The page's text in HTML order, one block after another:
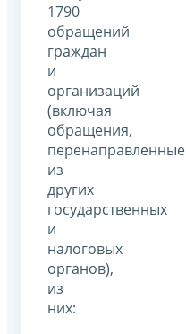
1790
обращений
граждан
и
организаций
(включая
обращения,
перенаправленные
из
других
государственных
и
налоговых
органов),
из
них: